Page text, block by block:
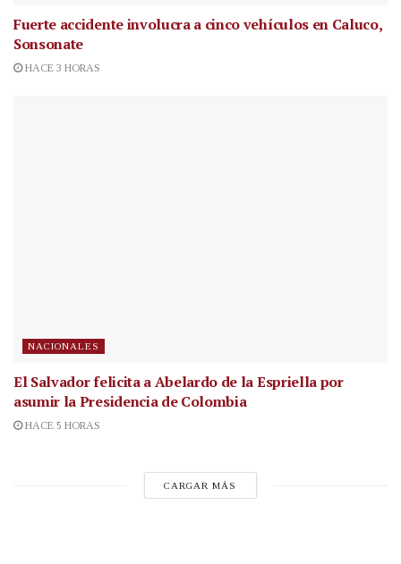
Fuerte accidente involucra a cinco vehículos en Caluco,
Sonsonate
HACE 3 HORAS
NACIONALES
El Salvador felicita a Abelardo de la Espriella por
asumir la Presidencia de Colombia
HACE 5 HORAS
CARGAR MÁS